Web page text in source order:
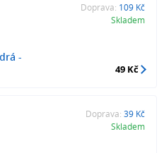
-
Doprava: 109 Kč
Skladem
49 Kč
Doprava: 39 Kč
Skladem